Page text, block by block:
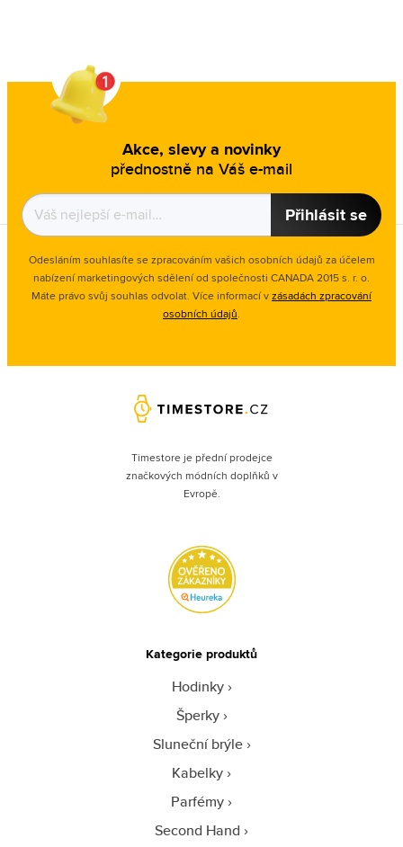
Akce, slevy a novinky
přednostně na Váš e-mail
Přihlásit se
Odesláním souhlasíte se zpracováním vašich osobních údajů za účelem
nabízení marketingových sdělení od společnosti CANADA 2015 s. r. o.
Máte právo svůj souhlas odvolat. Více informací vzásadách zpracování
osobních údajů.
Timestore je přední prodejce
značkových módních doplňků v
Evropě.
Kategorie produktů
Hodinky
Šperky
Sluneční brýle
Kabelky
Parfémy
Second Hand